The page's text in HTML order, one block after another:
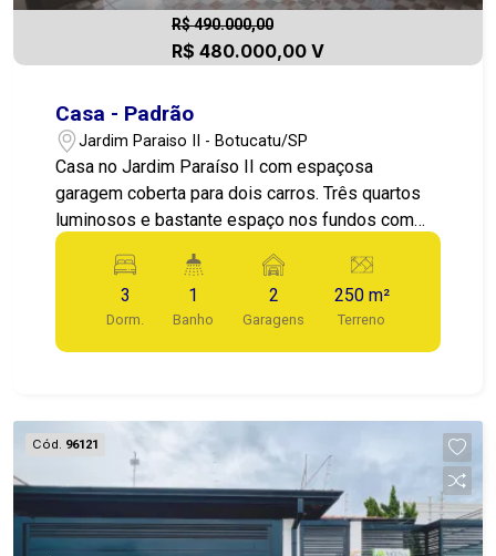
R$ 490.000,00
R$ 480.000,00 V
Casa - Padrão
Jardim Paraiso II - Botucatu/SP
Casa no Jardim Paraíso II com espaçosa
garagem coberta para dois carros. Três quartos
luminosos e bastante espaço nos fundos com
potencial para uma ampla área de lazer.
3
Dorm.
1
Banho
2
Garagens
250 m²
Terreno
Cód. 96121